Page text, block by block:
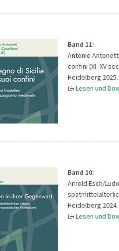
Band 11:
Antonio
confini (XI–XV
Heidelberg 2025.
Lesen und
Band 10:
Arnold Esch/
Heidelberg 2024.
Lesen und